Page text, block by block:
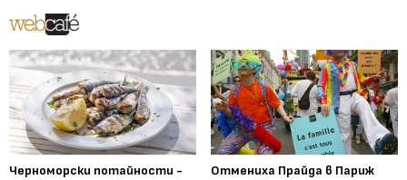
Черноморски потайности -
Отмениха Прайда в Париж